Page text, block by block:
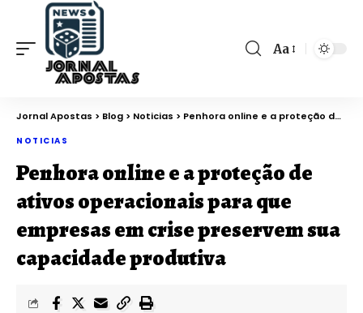
Aa
Jornal Apostas > Blog > Noticias > Penhora online e a proteção de ativos operacionais para que empresas em crise preservem sua capacidade produtiva
NOTICIAS
Penhora online e a proteção de
ativos operacionais para que
empresas em crise preservem sua
capacidade produtiva